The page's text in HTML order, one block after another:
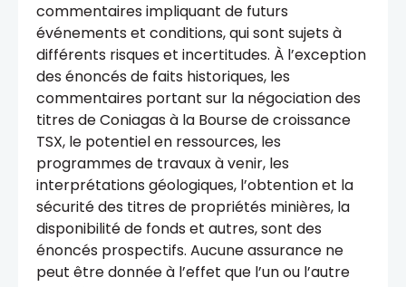
commentaires impliquant de futurs
événements et conditions, qui sont sujets à
différents risques et incertitudes. À l’exception
des énoncés de faits historiques, les
commentaires portant sur la négociation des
titres de Coniagas à la Bourse de croissance
TSX, le potentiel en ressources, les
programmes de travaux à venir, les
interprétations géologiques, l’obtention et la
sécurité des titres de propriétés minières, la
disponibilité de fonds et autres, sont des
énoncés prospectifs. Aucune assurance ne
peut être donnée à l’effet que l’un ou l’autre